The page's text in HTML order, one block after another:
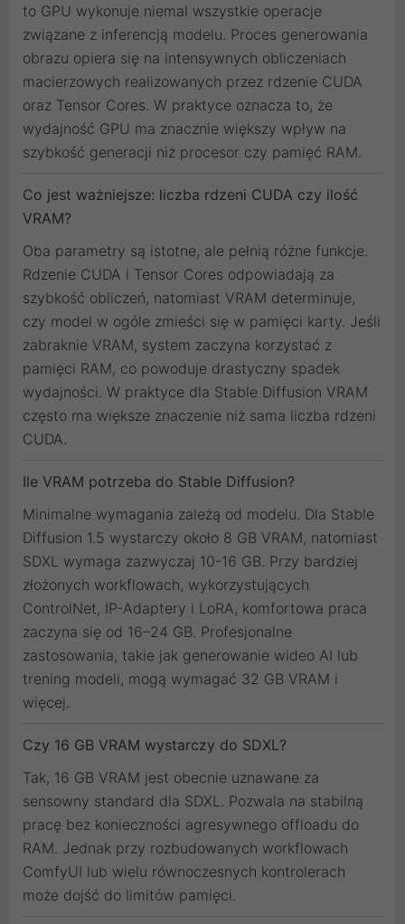
to GPU wykonuje niemal wszystkie operacje
związane z inferencją modelu. Proces generowania
obrazu opiera się na intensywnych obliczeniach
macierzowych realizowanych przez rdzenie CUDA
oraz Tensor Cores. W praktyce oznacza to, że
wydajność GPU ma znacznie większy wpływ na
szybkość generacji niż procesor czy pamięć RAM.
Co jest ważniejsze: liczba rdzeni CUDA czy ilość
VRAM?
Oba parametry są istotne, ale pełnią różne funkcje.
Rdzenie CUDA i Tensor Cores odpowiadają za
szybkość obliczeń, natomiast VRAM determinuje,
czy model w ogóle zmieści się w pamięci karty. Jeśli
zabraknie VRAM, system zaczyna korzystać z
pamięci RAM, co powoduje drastyczny spadek
wydajności. W praktyce dla Stable Diffusion VRAM
często ma większe znaczenie niż sama liczba rdzeni
CUDA.
Ile VRAM potrzeba do Stable Diffusion?
Minimalne wymagania zależą od modelu. Dla Stable
Diffusion 1.5 wystarczy około 8 GB VRAM, natomiast
SDXL wymaga zazwyczaj 10-16 GB. Przy bardziej
złożonych workflowach, wykorzystujących
ControlNet, IP-Adaptery i LoRA, komfortowa praca
zaczyna się od 16–24 GB. Profesjonalne
zastosowania, takie jak generowanie wideo AI lub
trening modeli, mogą wymagać 32 GB VRAM i
więcej.
Czy 16 GB VRAM wystarczy do SDXL?
Tak, 16 GB VRAM jest obecnie uznawane za
sensowny standard dla SDXL. Pozwala na stabilną
pracę bez konieczności agresywnego offloadu do
RAM. Jednak przy rozbudowanych workflowach
ComfyUI lub wielu równoczesnych kontrolerach
może dojść do limitów pamięci.